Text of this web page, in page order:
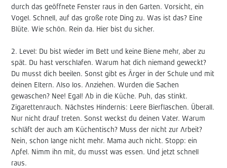
durch das geöffnete Fenster raus in den Garten. Vorsicht, ein
Vogel. Schnell, auf das große rote Ding zu. Was ist das? Eine
Blüte. Wie schön. Rein da. Hier bist du sicher.
2. Level: Du bist wieder im Bett und keine Biene mehr, aber zu
spät. Du hast verschlafen. Warum hat dich niemand geweckt?
Du musst dich beeilen. Sonst gibt es Ärger in der Schule und mit
deinen Eltern. Also los. Anziehen. Wurden die Sachen
gewaschen? Nee! Egal! Ab in die Küche. Puh, das stinkt.
Zigarettenrauch. Nächstes Hindernis: Leere Bierflaschen. Überall.
Nur nicht drauf treten. Sonst weckst du deinen Vater. Warum
schläft der auch am Küchentisch? Muss der nicht zur Arbeit?
Nein, schon lange nicht mehr. Mama auch nicht. Stopp: ein
Apfel. Nimm ihn mit, du musst was essen. Und jetzt schnell
raus.